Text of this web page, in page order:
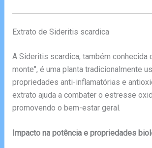
Extrato de Sideritis scardica
A Sideritis scardica, também conhecida
monte", é uma planta tradicionalmente
propriedades anti-inflamatórias e
extrato ajuda a combater o estresse
promovendo o bem-estar geral.
Impacto na potência e propriedades